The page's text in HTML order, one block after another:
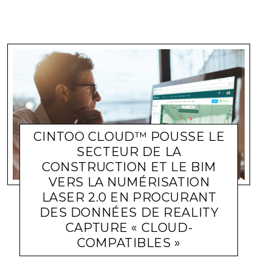
CINTOO CLOUD™ POUSSE LE
SECTEUR DE LA
CONSTRUCTION ET LE BIM
VERS LA NUMÉRISATION
LASER 2.0 EN PROCURANT
DES DONNÉES DE REALITY
CAPTURE « CLOUD-
COMPATIBLES »
2018